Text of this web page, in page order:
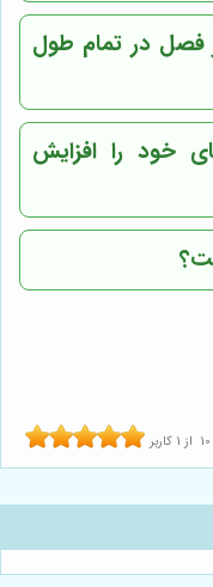
فصل در تمام طول
خود را افزایش
10 از 1 کاربر